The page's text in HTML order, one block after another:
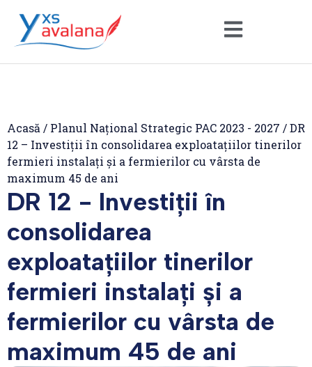
Acasă / Planul Național Strategic PAC 2023 - 2027 /DR
12 – Investiții în consolidarea exploatațiilor tinerilor
fermieri instalați și a fermierilor cu vârsta de
maximum 45 de ani
DR 12 - Investiții în
consolidarea
exploatațiilor tinerilor
fermieri instalați și a
fermierilor cu vârsta de
maximum 45 de ani